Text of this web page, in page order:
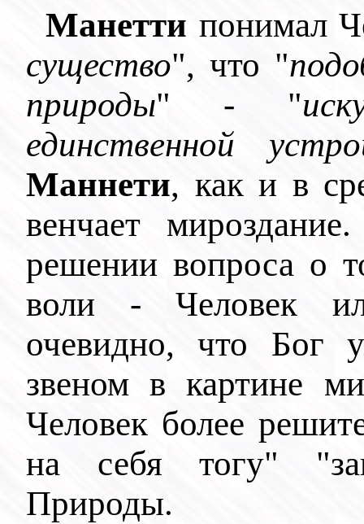
Манетти понимал
существо", что "
природы" - "
единственной
Маннети, как и в
венчает
решении вопроса о
воли - Человек
очевидно, что Бог
звеном в картине
Человек более
на себя тогу"
Природы.